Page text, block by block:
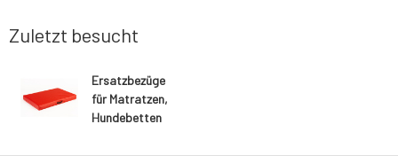
Zuletzt besucht
Ersatzbezüge
für Matratzen,
Hundebetten
Kunstleder